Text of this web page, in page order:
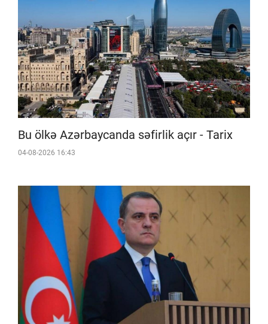
Bu ölkə Azərbaycanda səfirlik açır - Tarix
04-08-2026 16:43